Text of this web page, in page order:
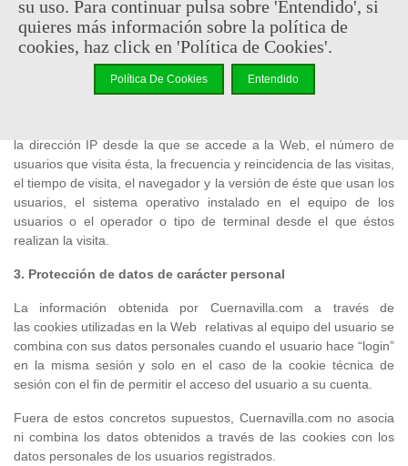
La herramienta Google Analytics no obtiene datos de los nombres
o apellidos de los usuarios ni de la concreta dirección física desde
donde se conectan ni cualquier otro dato personal de éstos. La
información que se obtiene a través de esta herramienta está
la dirección IP desde la que se accede a la Web, el número de
usuarios que visita ésta, la frecuencia y reincidencia de las visitas,
el tiempo de visita, el navegador y la versión de éste que usan los
usuarios, el sistema operativo instalado en el equipo de los
usuarios o el operador o tipo de terminal desde el que éstos
realizan la visita.
3. Protección de datos de carácter personal
La información obtenida por Cuernavilla.com a través de
las cookies utilizadas en la Web relativas al equipo del usuario se
combina con sus datos personales cuando el usuario hace “login”
en la misma sesión y solo en el caso de la cookie técnica de
sesión con el fin de permitir el acceso del usuario a su cuenta.
Fuera de estos concretos supuestos, Cuernavilla.com no asocia
ni combina los datos obtenidos a través de las cookies con los
datos personales de los usuarios registrados.
su uso. Para continuar pulsa sobre 'Entendido', si
quieres más información sobre la política de
cookies, haz click en 'Política de Cookies'.
Política De Cookies Entendido